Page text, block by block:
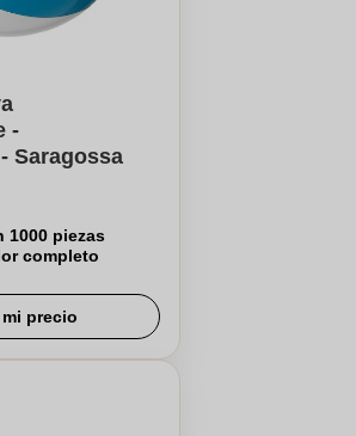
-
Saragossa
1000 piezas
completo
precio